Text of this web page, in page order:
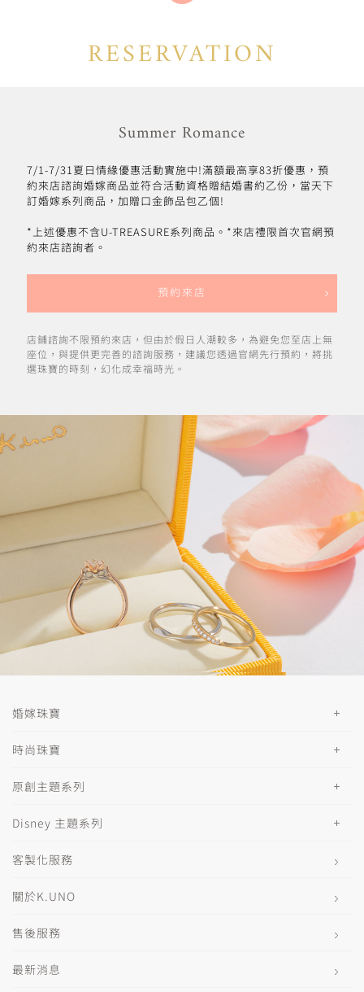
RESERVATION
Summer Romance
7/1-7/31夏日情緣優惠活動實施中!滿額最高享83折優惠，預
約來店諮詢婚嫁商品並符合活動資格贈結婚書約乙份，當天下
訂婚嫁系列商品，加贈口金飾品包乙個!
*上述優惠不含U-TREASURE系列商品。*來店禮限首次官網預
約來店諮詢者。
預約來店
店鋪諮詢不限預約來店，但由於假日人潮較多，為避免您至店上無
座位，與提供更完善的諮詢服務，建議您透過官網先行預約，將挑
選珠寶的時刻，幻化成幸福時光。
婚嫁珠寶
時尚珠寶
原創主題系列
Disney 主題系列
客製化服務
關於K.UNO
售後服務
最新消息